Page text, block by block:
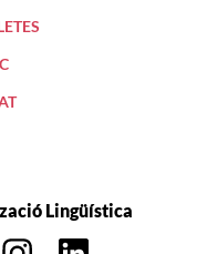
Lingüística